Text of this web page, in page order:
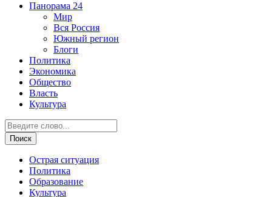
Панорама 24
Мир
Вся Россия
Южный регион
Блоги
Политика
Экономика
Общество
Власть
Культура
Острая ситуация
Политика
Образование
Культура